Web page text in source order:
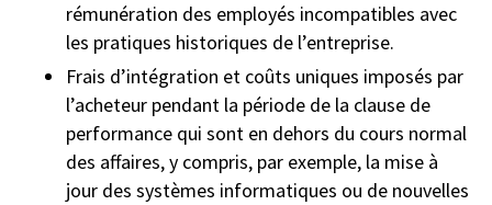
rémunération des employés incompatibles avec
les pratiques historiques de l’entreprise.
Frais d’intégration et coûts uniques imposés par
l’acheteur pendant la période de la clause de
performance qui sont en dehors du cours normal
des affaires, y compris, par exemple, la mise à
jour des systèmes informatiques ou de nouvelles